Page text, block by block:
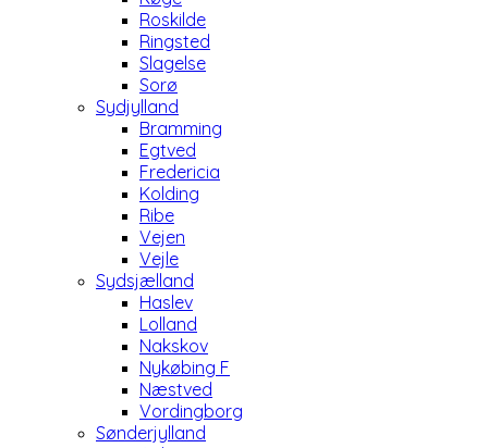
Roskilde
Ringsted
Slagelse
Sorø
Sydjylland
Bramming
Egtved
Fredericia
Kolding
Ribe
Vejen
Vejle
Sydsjælland
Haslev
Lolland
Nakskov
Nykøbing F
Næstved
Vordingborg
Sønderjylland